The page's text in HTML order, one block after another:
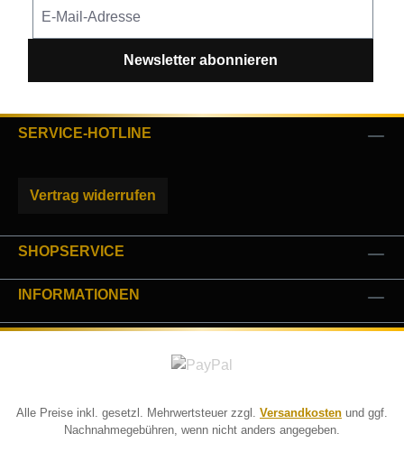
Newsletter abonnieren
SERVICE-HOTLINE
Vertrag widerrufen
SHOPSERVICE
INFORMATIONEN
Alle Preise inkl. gesetzl. Mehrwertsteuer zzgl. Versandkosten und ggf.
Nachnahmegebühren, wenn nicht anders angegeben.